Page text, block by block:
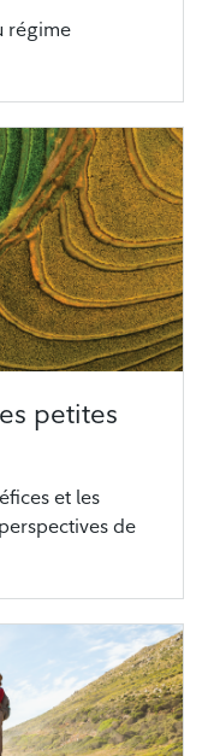
régime
petites
et les
de